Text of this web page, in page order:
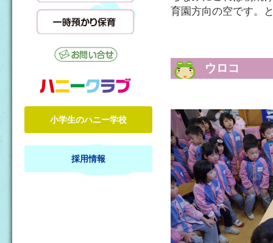
小学生のハニー学校
採用情報
育園方向の空です。
ウロコ